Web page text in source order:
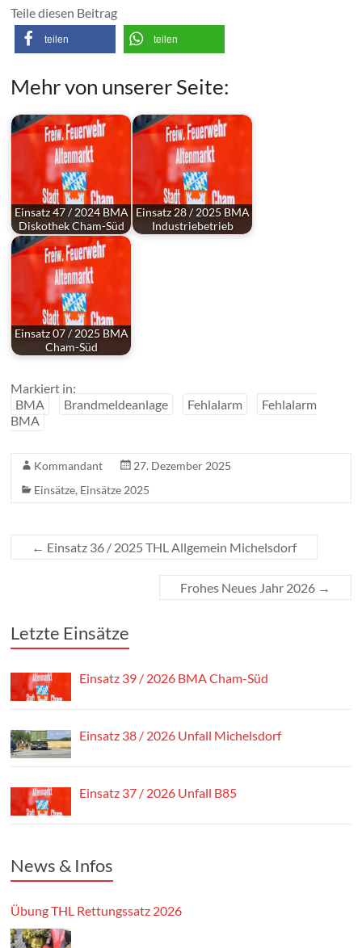
Teile diesen Beitrag
teilen teilen
Mehr von unserer Seite:
Einsatz 47 / 2024 BMA
Diskothek Cham-Süd
Einsatz 28 / 2025 BMA
Industriebetrieb
Einsatz 07 / 2025 BMA
Cham-Süd
Markiert in:
BMA
Brandmeldeanlage Fehlalarm
Fehlalarm
BMA
Kommandant
27. Dezember 2025
Einsätze, Einsätze 2025
← Einsatz 36 / 2025 THL Allgemein Michelsdorf
Frohes Neues Jahr 2026 →
Letzte Einsätze
Einsatz 39 / 2026 BMA Cham-Süd
Einsatz 38 / 2026 Unfall Michelsdorf
Einsatz 37 / 2026 Unfall B85
News & Infos
Übung THL Rettungssatz 2026